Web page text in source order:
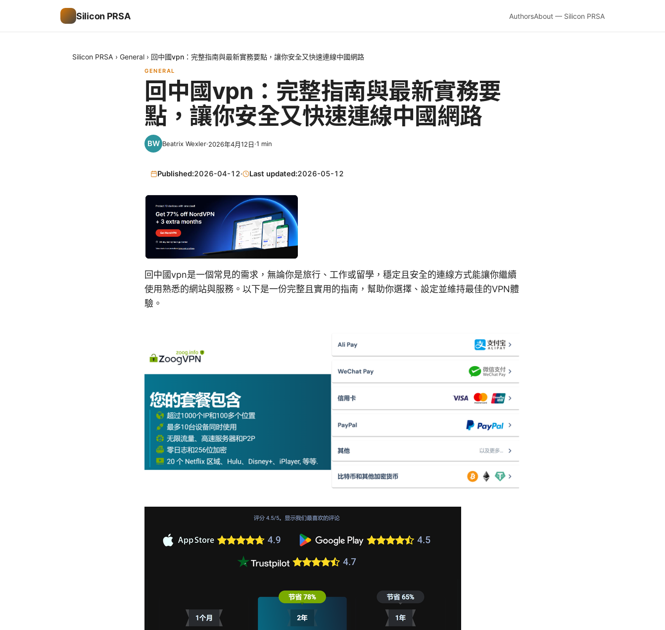
Silicon PRSA AuthorsAbout — Silicon PRSA
Silicon PRSA › General › 回中國vpn：完整指南與最新實務要點，讓你安全又快速連線中國網路
GENERAL
回中國vpn：完整指南與最新實務要
點，讓你安全又快速連線中國網路
Beatrix Wexler·2026年4月12日·1 min
Published:2026-04-12· Last updated:2026-05-12
回中國vpn是一個常見的需求，無論你是旅行、工作或留學，穩定且安全的連線方式能讓你繼續
使用熟悉的網站與服務。以下是一份完整且實用的指南，幫助你選擇、設定並維持最佳的VPN體
驗。